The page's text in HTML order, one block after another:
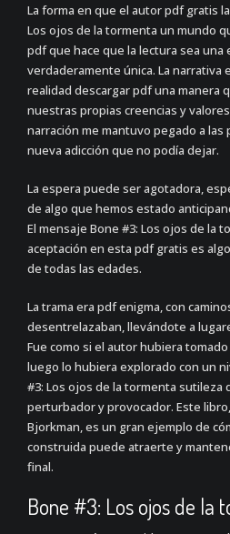
La forma en que el autor pdf gratis
Los ojos de la tormenta un mundo
pdf que hace que la lectura sea una
verdaderamente única. La narrativa
realidad descargar pdf una manera
nuestras propias creencias y
narración me mantuvo pegado a las
nueva adicción que no podía dejar.
La espera puede ser agotadora,
de algo que hemos estado
El mensaje Bone #3: Los ojos de la
aceptación en esta pdf gratis es
de todas las edades.
La trama era pdf enigma, con
desentrelazaban, llevándote a
Fue como si el autor hubiera
luego lo hubiera explorado con un
#3: Los ojos de la tormenta sutileza
perturbador y provocador. Este
Bjorkman, es un gran ejemplo de
construida puede atraerte y
final.
Bone #3: Los ojos de la